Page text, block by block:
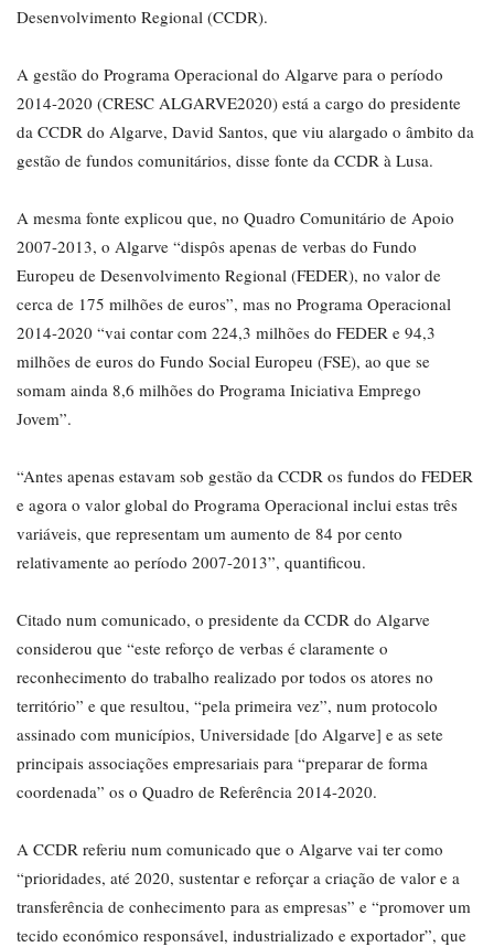
Desenvolvimento Regional (CCDR).
A gestão do Programa Operacional do Algarve para o período
2014-2020 (CRESC ALGARVE2020) está a cargo do presidente
da CCDR do Algarve, David Santos, que viu alargado o âmbito da
gestão de fundos comunitários, disse fonte da CCDR à Lusa.
A mesma fonte explicou que, no Quadro Comunitário de Apoio
2007-2013, o Algarve “dispôs apenas de verbas do Fundo
Europeu de Desenvolvimento Regional (FEDER), no valor de
cerca de 175 milhões de euros”, mas no Programa Operacional
2014-2020 “vai contar com 224,3 milhões do FEDER e 94,3
milhões de euros do Fundo Social Europeu (FSE), ao que se
somam ainda 8,6 milhões do Programa Iniciativa Emprego
Jovem”.
“Antes apenas estavam sob gestão da CCDR os fundos do FEDER
e agora o valor global do Programa Operacional inclui estas três
variáveis, que representam um aumento de 84 por cento
relativamente ao período 2007-2013”, quantificou.
Citado num comunicado, o presidente da CCDR do Algarve
considerou que “este reforço de verbas é claramente o
reconhecimento do trabalho realizado por todos os atores no
território” e que resultou, “pela primeira vez”, num protocolo
assinado com municípios, Universidade [do Algarve] e as sete
principais associações empresariais para “preparar de forma
coordenada” os o Quadro de Referência 2014-2020.
A CCDR referiu num comunicado que o Algarve vai ter como
“prioridades, até 2020, sustentar e reforçar a criação de valor e a
transferência de conhecimento para as empresas” e “promover um
tecido económico responsável, industrializado e exportador”, que